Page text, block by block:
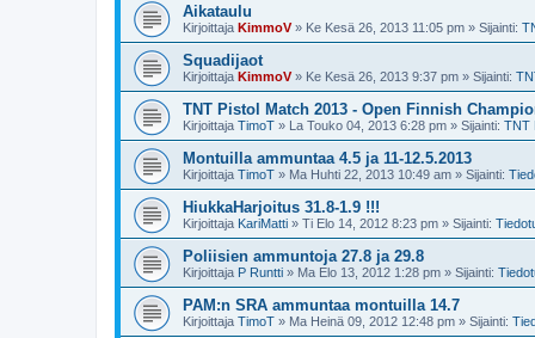
Aikataulu
Kirjoittaja KimmoV» Ke Kesä 26, 2013 11:05 pm » Sijainti:
Squadijaot
Kirjoittaja KimmoV» Ke Kesä 26, 2013 9:37 pm » Sijainti:
TNT Pistol Match 2013 - Open Finnish
Kirjoittaja TimoT » La Touko 04, 2013 6:28 pm » Sijainti: TNT
Montuilla ammuntaa 4.5 ja 11-12.5.2013
Kirjoittaja TimoT » Ma Huhti 22, 2013 10:49 am » Sijainti:
HiukkaHarjoitus 31.8-1.9 !!!
Kirjoittaja KariMatti » Ti Elo 14, 2012 8:23 pm » Sijainti:
Poliisien ammuntoja 27.8 ja 29.8
Kirjoittaja P Runtti » Ma Elo 13, 2012 1:28 pm » Sijainti:
PAM:n SRA ammuntaa montuilla 14.7
Kirjoittaja TimoT » Ma Heinä 09, 2012 12:48 pm » Sijainti: